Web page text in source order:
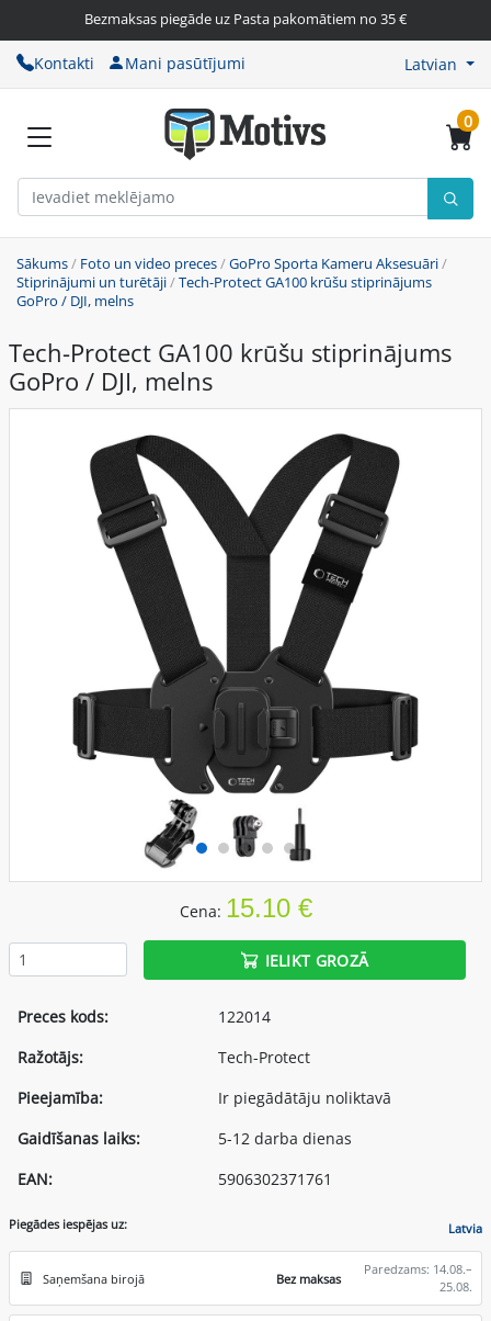
Bezmaksas piegāde uz Pasta pakomātiem no 35 €
Kontakti Mani pasūtījumi Latvian
0
Sākums/ Foto un video preces/GoPro Sporta Kameru Aksesuāri/
Stiprinājumi un turētāji/Tech-Protect GA100 krūšu stiprinājums
GoPro / DJI, melns
Tech-Protect GA100 krūšu stiprinājums
GoPro / DJI, melns
Cena: 15.10 €
IELIKT GROZĀ
Preces kods:
122014
Ražotājs:
Tech-Protect
Pieejamība:
Ir piegādātāju noliktavā
Gaidīšanas laiks:
5-12 darba dienas
EAN:
5906302371761
Piegādes iespējas uz: Latvia
Saņemšana birojā Bez maksas
Paredzams: 14.08.–
25.08.